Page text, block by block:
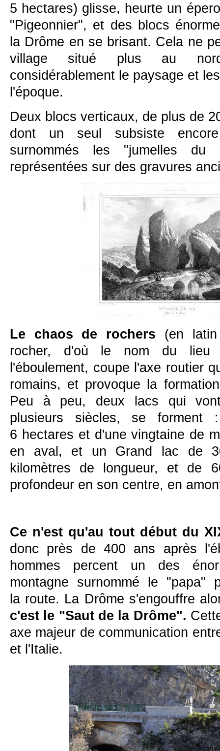
5 hectares) glisse, heurte un
"Pigeonnier", et des blocs
la Drôme en se brisant. Cela ne
village situé plus au
considérablement le paysage et
l'époque.
Deux blocs verticaux, de plus de
dont un seul subsiste
surnommés les "jumelles du
représentées sur des gravures
Le chaos de rochers (en
rocher, d'où le nom du lieu
l'éboulement, coupe l'axe routier
romains, et provoque la
Peu à peu, deux lacs qui
plusieurs siècles, se
6 hectares et d'une vingtaine de
en aval, et un Grand lac de
kilomètres de longueur, et de
profondeur en son centre, en
Ce n'est qu'au tout début du
donc près de 400 ans après
hommes percent un des
montagne surnommé le "papa"
la route. La Drôme s'engouffre
c'est le "Saut de la Drôme".
axe majeur de communication
et l'Italie.